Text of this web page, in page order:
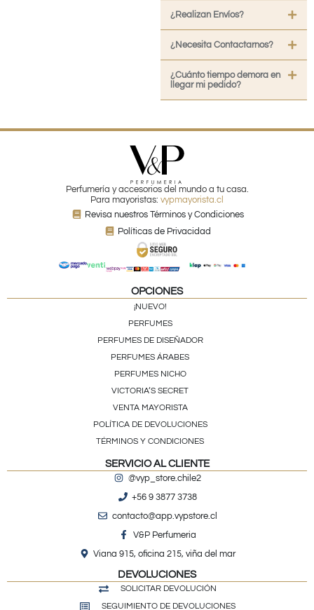
¿Realizan Envíos?
¿Necesita Contactarnos?
¿Cuánto tiempo demora en
llegar mi pedido?
Perfumería y accesorios del mundo a tu casa.
Para mayoristas: vypmayorista.cl
Revisa nuestros Términos y Condiciones
Políticas de Privacidad
OPCIONES
¡NUEVO!
PERFUMES
PERFUMES DE DISEÑADOR
PERFUMES ÁRABES
PERFUMES NICHO
VICTORIA’S SECRET
VENTA MAYORISTA
POLÍTICA DE DEVOLUCIONES
TÉRMINOS Y CONDICIONES
SERVICIO AL CLIENTE
@vyp_store.chile2
+56 9 3877 3738
contacto@app.vypstore.cl
V&P Perfumeria
Viana 915, oficina 215, viña del mar
DEVOLUCIONES
SOLICITAR DEVOLUCIÓN
SEGUIMIENTO DE DEVOLUCIONES